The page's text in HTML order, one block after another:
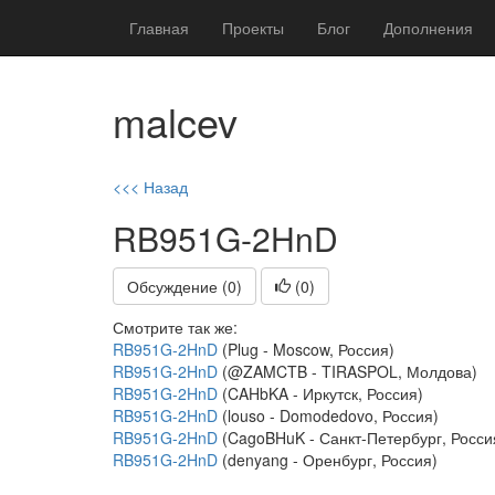
Главная Проекты Блог Дополнения
malcev
<<< Назад
RB951G-2HnD
Обсуждение (0) (0)
Смотрите так же:
RB951G-2HnD (Plug - Moscow, Россия)
RB951G-2HnD (@ZAMCTB - TIRASPOL, Молдова)
RB951G-2HnD (CAHbKA - Иркутск, Россия)
RB951G-2HnD (louso - Domodedovo, Россия)
RB951G-2HnD (CagoBHuK - Санкт-Петербург,
RB951G-2HnD (denyang - Оренбург, Россия)